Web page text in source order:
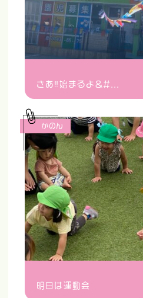
さあ‼️始まるよ&#...
明日は運動会
かのん